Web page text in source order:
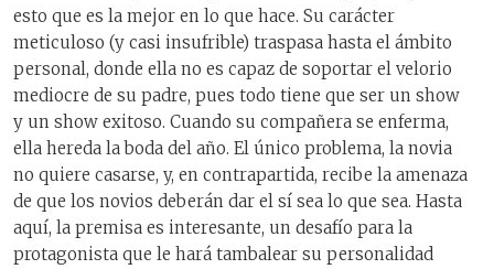
esto que es la mejor en lo que hace. Su carácter
meticuloso (y casi insufrible) traspasa hasta el ámbito
personal, donde ella no es capaz de soportar el velorio
mediocre de su padre, pues todo tiene que ser un show
y un show exitoso. Cuando su compañera se enferma,
ella hereda la boda del año. El único problema, la novia
no quiere casarse, y, en contrapartida, recibe la amenaza
de que los novios deberán dar el sí sea lo que sea. Hasta
aquí, la premisa es interesante, un desafío para la
protagonista que le hará tambalear su personalidad